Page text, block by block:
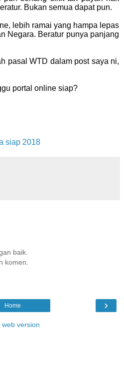
Bukan semua dapat pun.
lebih ramai yang hampa lepas
Negara. Beratur punya panjang
pasal WTD dalam post saya ni,
portal online siap?
siap 2018
baik.
komen.
›
Home
web version